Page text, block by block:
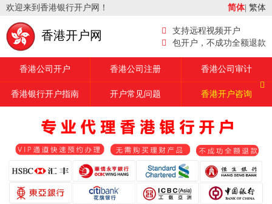
欢迎来到香港银行开户网！ 简体| 繁体
香港开户网
支持远程视频开户
包开户，不成功全额退款
香港公司开户 香港公司注册 香港公司审计
香港银行开户指南 开户常见问题 香港开户咨询